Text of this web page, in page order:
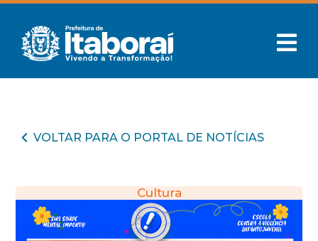
VOLTAR PARA O PORTAL DE NOTÍCIAS
Cultura